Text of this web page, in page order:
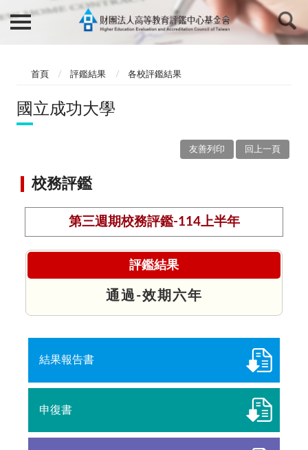
首頁 評鑑結果 各校評鑑結果
國立成功大學
回上一頁
友善列印
校務評鑑
第三週期校務評鑑-114上半年
評鑑結果
通過-效期六年
結果報告書
申復書